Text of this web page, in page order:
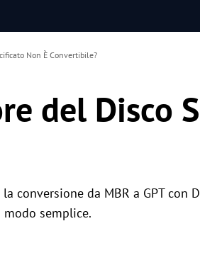
Non È Convertibile?
del Disco
conversione da MBR a GPT con
semplice.